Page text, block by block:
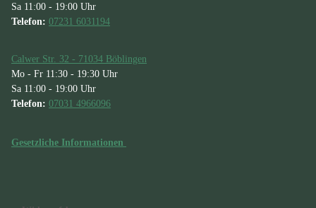
Sa 11:00 - 19:00 Uhr
Telefon: 07231 6031194
Calwer Str. 32 - 71034 Böblingen
Mo - Fr 11:30 - 19:30 Uhr
Sa 11:00 - 19:00 Uhr
Telefon: 07031 4966096
Gesetzliche Informationen